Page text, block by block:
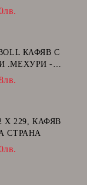
КАФЯВ С
.МЕХУРИ -
Х 229, КАФЯВ
СТРАНА